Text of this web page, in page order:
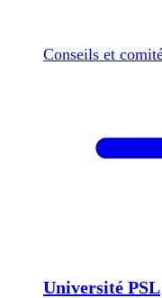
Conseils et
Université PSL